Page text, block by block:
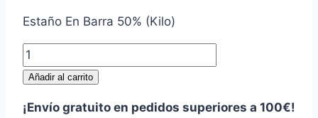
original
era:
81,28€.
actual
es:
65,02€.
Estaño En Barra 50% (Kilo)
Estaño
En
50%
Añadir al carrito
¡Envío gratuito en pedidos superiores a 100€!